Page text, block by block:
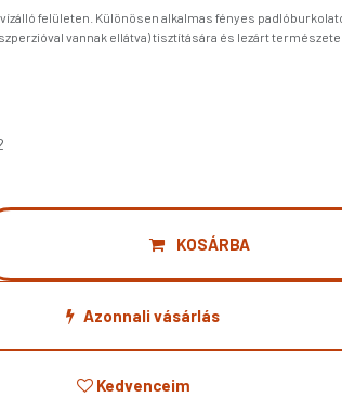
felületen. Különösen alkalmas fényes
vannak ellátva) tisztítására és lezárt
KOSÁRBA
Azonnali vásárlás
Kedvenceim